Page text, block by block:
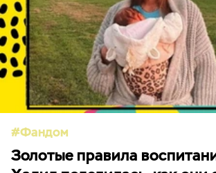
Фандом
Золотые правила